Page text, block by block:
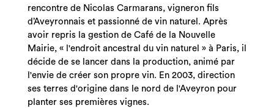
rencontre de Nicolas Carmarans, vigneron fils
d’Aveyronnais et passionné de vin naturel. Après
avoir repris la gestion de Café de la Nouvelle
Mairie, « l'endroit ancestral du vin naturel » à Paris, il
décide de se lancer dans la production, animé par
l'envie de créer son propre vin. En 2003, direction
ses terres d'origine dans le nord de l'Aveyron pour
planter ses premières vignes.